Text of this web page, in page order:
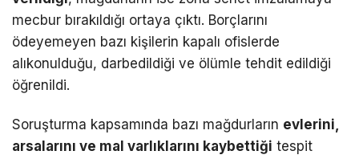
mecbur bırakıldığı ortaya çıktı. Borçlarını
ödeyemeyen bazı kişilerin kapalı ofislerde
alıkonulduğu, darbedildiği ve ölümle tehdit edildiği
öğrenildi.
Soruşturma kapsamında bazı mağdurların evlerini,
arsalarını ve mal varlıklarını kaybettiği tespit